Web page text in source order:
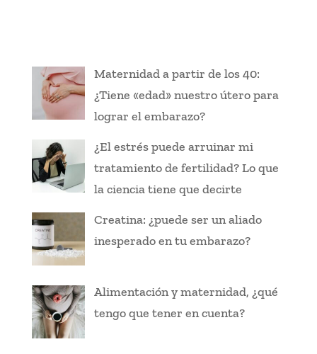
Maternidad a partir de los 40:
¿Tiene «edad» nuestro útero para
lograr el embarazo?
¿El estrés puede arruinar mi
tratamiento de fertilidad? Lo que
la ciencia tiene que decirte
Creatina: ¿puede ser un aliado
inesperado en tu embarazo?
Alimentación y maternidad, ¿qué
tengo que tener en cuenta?